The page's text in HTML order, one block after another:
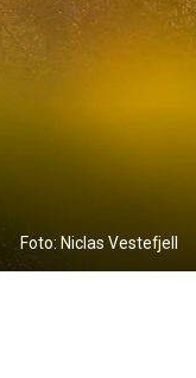
Foto: Niclas Vestefjell